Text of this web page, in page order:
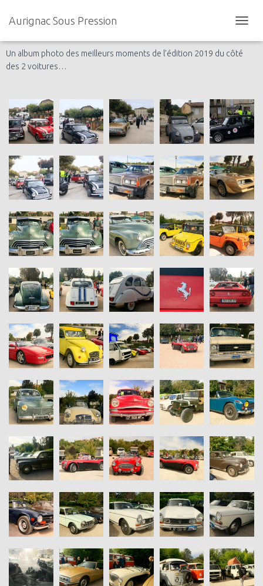
Aurignac Sous Pression
U
V
F
E
R
M
R
L
A
N
V
I
G
A
I
O
N
Un album photo des meilleurs moments de l’édition 2019 du côté
des 2 voitures…